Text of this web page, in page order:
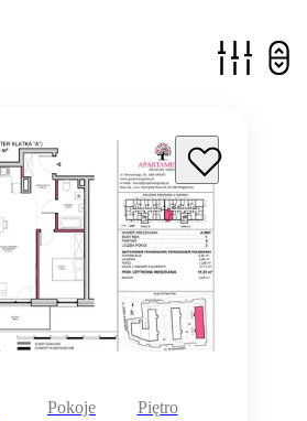
Pokoje
Piętro